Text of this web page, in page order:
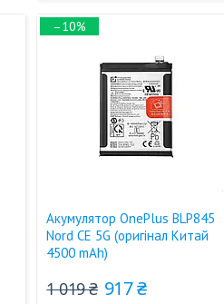
–10%
Акумулятор OnePlus BLP845
Nord CE 5G (оригінал Китай
4500 mAh)
1 019 ₴ 917 ₴